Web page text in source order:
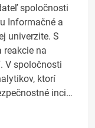
spoločnosti
Informačné a
univerzite. S
reakcie na
V spoločnosti
ktorí
inci…